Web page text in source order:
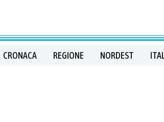
CRONACA REGIONE NORDEST